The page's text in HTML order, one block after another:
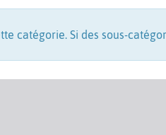
catégorie. Si des sous-